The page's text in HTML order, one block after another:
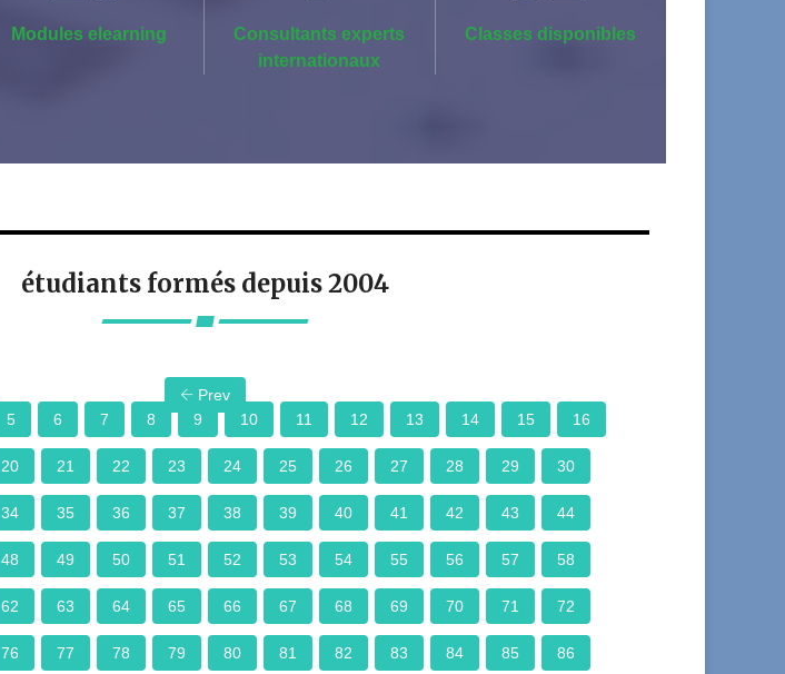
Modules elearning
Consultants experts
internationaux
Classes disponibles
étudiants formés depuis 2004
Prev
5 6 7 8 9 10 11 12 13 14 15 16
20 21 22 23 24 25 26 27 28 29 30
34 35 36 37 38 39 40 41 42 43 44
48 49 50 51 52 53 54 55 56 57 58
62 63 64 65 66 67 68 69 70 71 72
76 77 78 79 80 81 82 83 84 85 86